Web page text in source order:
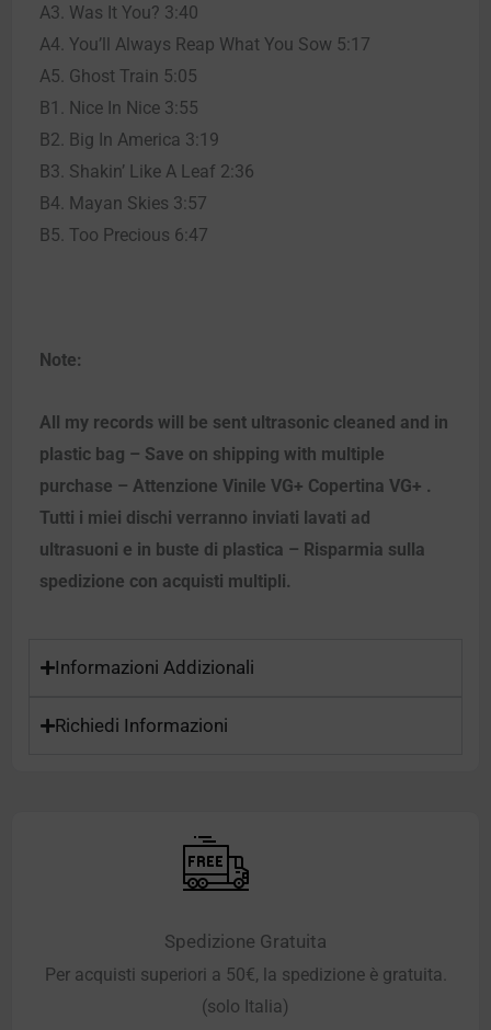
A3. Was It You? 3:40
A4. You’ll Always Reap What You Sow 5:17
A5. Ghost Train 5:05
B1. Nice In Nice 3:55
B2. Big In America 3:19
B3. Shakin’ Like A Leaf 2:36
B4. Mayan Skies 3:57
B5. Too Precious 6:47
Note:
All my records will be sent ultrasonic cleaned and in
plastic bag – Save on shipping with multiple
purchase – Attenzione Vinile VG+ Copertina VG+ .
Tutti i miei dischi verranno inviati lavati ad
ultrasuoni e in buste di plastica – Risparmia sulla
spedizione con acquisti multipli.
Informazioni Addizionali
Richiedi Informazioni
Spedizione Gratuita
Per acquisti superiori a 50€, la spedizione è gratuita.
(solo Italia)